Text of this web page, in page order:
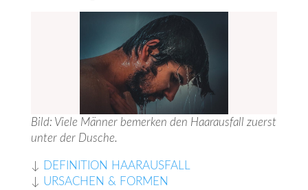
Bild: Viele Männer bemerken den Haarausfall zuerst
unter der Dusche.
↓
DEFINITION HAARAUSFALL
↓ URSACHEN & FORMEN